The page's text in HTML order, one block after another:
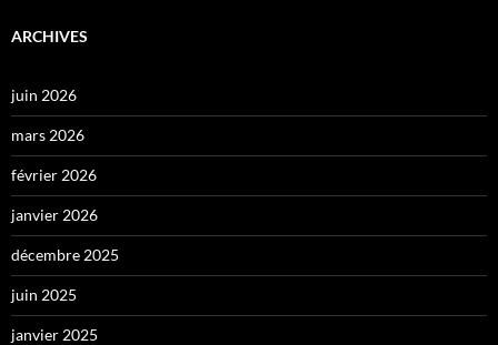
ARCHIVES
juin 2026
mars 2026
février 2026
janvier 2026
décembre 2025
juin 2025
janvier 2025